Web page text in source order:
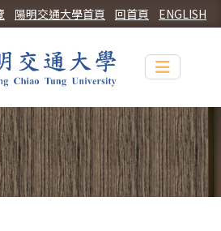
ENGLISH
回首頁
陽明交通大學首頁
Toggle